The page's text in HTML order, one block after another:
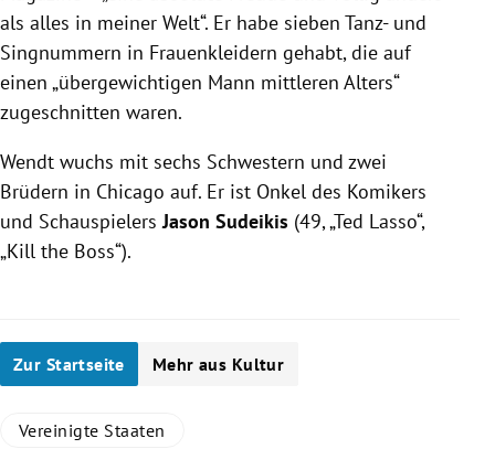
als alles in meiner Welt“. Er habe sieben Tanz- und
Singnummern in Frauenkleidern gehabt, die auf
einen „übergewichtigen Mann mittleren Alters“
zugeschnitten waren.
Wendt wuchs mit sechs Schwestern und zwei
Brüdern in Chicago auf. Er ist Onkel des Komikers
und SchauspielersJason Sudeikis (49, „Ted Lasso“,
„Kill the Boss“).
Zur Startseite Mehr aus Kultur
Vereinigte Staaten